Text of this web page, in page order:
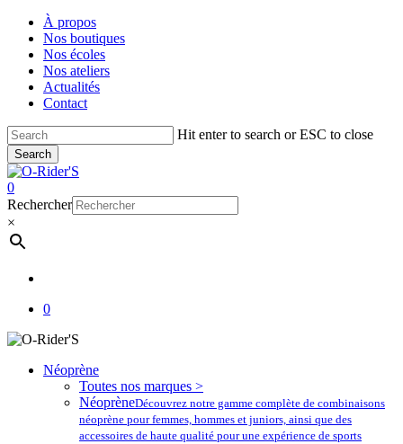
Skip
main
content
À propos
Nos boutiques
Nos écoles
Nos ateliers
Actualités
Contact
Hit enter to search or ESC to close
Search
Close
Search
account
0
Menu
Rechercher
×
0
Néoprène
Toutes nos marques >
NéoprèneDécouvrez notre gamme complète de combinaisons
néoprène pour femmes, hommes et juniors, ainsi que des
accessoires de haute qualité pour une expérience de sports